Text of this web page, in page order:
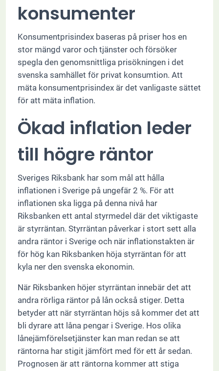
konsumenter
Konsumentprisindex baseras på priser hos en
stor mängd varor och tjänster och försöker
spegla den genomsnittliga prisökningen i det
svenska samhället för privat konsumtion. Att
mäta konsumentprisindex är det vanligaste sättet
för att mäta inflation.
Ökad inflation leder
till högre räntor
Sveriges Riksbank har som mål att hålla
inflationen i Sverige på ungefär 2 %. För att
inflationen ska ligga på denna nivå har
Riksbanken ett antal styrmedel där det viktigaste
är styrräntan. Styrräntan påverkar i stort sett alla
andra räntor i Sverige och när inflationstakten är
för hög kan Riksbanken höja styrräntan för att
kyla ner den svenska ekonomin.
När Riksbanken höjer styrräntan innebär det att
andra rörliga räntor på lån också stiger. Detta
betyder att när styrräntan höjs så kommer det att
bli dyrare att låna pengar i Sverige. Hos olika
lånejämförelsetjänster kan man redan se att
räntorna har stigit jämfört med för ett år sedan.
Prognosen är att räntorna kommer att stiga